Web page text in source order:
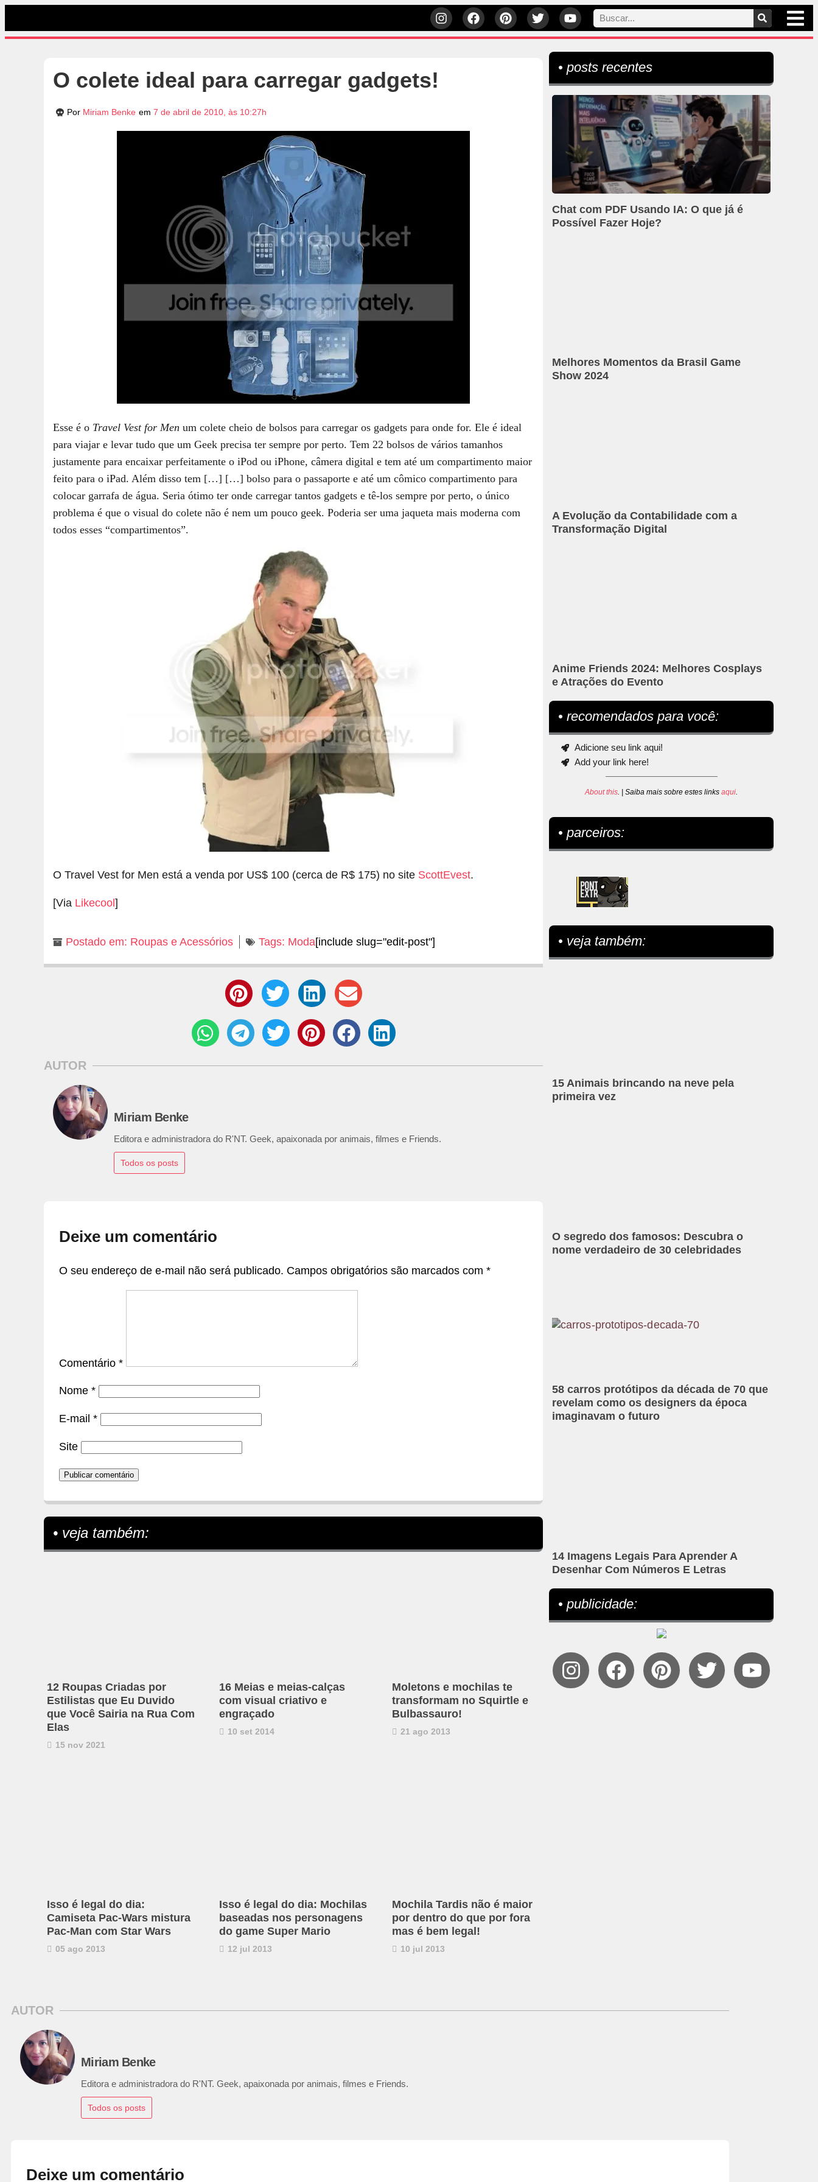
O colete ideal para carregar gadgets!
Por Miriam Benke em 7 de abril de 2010, às 10:27h
Esse é o Travel Vest for Men um colete cheio de bolsos para carregar os gadgets para onde for. Ele é ideal
para viajar e levar tudo que um Geek precisa ter sempre por perto. Tem 22 bolsos de vários tamanhos
justamente para encaixar perfeitamente o iPod ou iPhone, câmera digital e tem até um compartimento maior
feito para o iPad. Além disso tem […] […] bolso para o passaporte e até um cômico compartimento para
colocar garrafa de água. Seria ótimo ter onde carregar tantos gadgets e tê-los sempre por perto, o único
problema é que o visual do colete não é nem um pouco geek. Poderia ser uma jaqueta mais moderna com
todos esses “compartimentos”.
O Travel Vest for Men está a venda por US$ 100 (cerca de R$ 175) no site ScottEvest.
[Via Likecool]
Postado em: Roupas e Acessórios Tags: Moda[include slug="edit-post"]
AUTOR
Miriam Benke
Editora e administradora do R'NT. Geek, apaixonada por animais, filmes e Friends.
Todos os posts
Deixe um comentário
O seu endereço de e-mail não será publicado. Campos obrigatórios são marcados com *
Comentário *
Nome *
E-mail *
Site
• veja também:
12 Roupas Criadas por
Estilistas que Eu Duvido
que Você Sairia na Rua Com
Elas
15 nov 2021
16 Meias e meias-calças
com visual criativo e
engraçado
10 set 2014
Moletons e mochilas te
transformam no Squirtle e
Bulbassauro!
21 ago 2013
Isso é legal do dia:
Camiseta Pac-Wars mistura
Pac-Man com Star Wars
05 ago 2013
Isso é legal do dia: Mochilas
baseadas nos personagens
do game Super Mario
12 jul 2013
Mochila Tardis não é maior
por dentro do que por fora
mas é bem legal!
10 jul 2013
• posts recentes
Chat com PDF Usando IA: O que já é
Possível Fazer Hoje?
Melhores Momentos da Brasil Game
Show 2024
A Evolução da Contabilidade com a
Transformação Digital
Anime Friends 2024: Melhores Cosplays
e Atrações do Evento
• recomendados para você:
Adicione seu link aqui!
Add your link here!
About this. | Saiba mais sobre estes linksaqui.
• parceiros:
• veja também:
15 Animais brincando na neve pela
primeira vez
O segredo dos famosos: Descubra o
nome verdadeiro de 30 celebridades
58 carros protótipos da década de 70 que
revelam como os designers da época
imaginavam o futuro
14 Imagens Legais Para Aprender A
Desenhar Com Números E Letras
• publicidade:
AUTOR
Miriam Benke
Editora e administradora do R'NT. Geek, apaixonada por animais, filmes e Friends.
Todos os posts
Deixe um comentário